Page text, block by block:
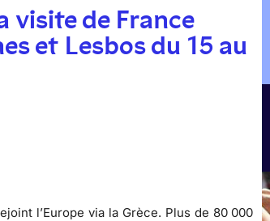
visite de France
et Lesbos du 15 au
l’Europe via la Grèce. Plus de 80 000